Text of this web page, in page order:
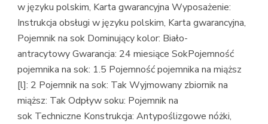
w języku polskim, Karta gwarancyjna Wyposażenie:
Instrukcja obsługi w języku polskim, Karta gwarancyjna,
Pojemnik na sok Dominujący kolor: Biało-
antracytowy Gwarancja: 24 miesiące SokPojemność
pojemnika na sok: 1.5 Pojemność pojemnika na miąższ
[l]: 2 Pojemnik na sok: Tak Wyjmowany zbiornik na
miąższ: Tak Odpływ soku: Pojemnik na
sok Techniczne Konstrukcja: Antypoślizgowe nóżki,